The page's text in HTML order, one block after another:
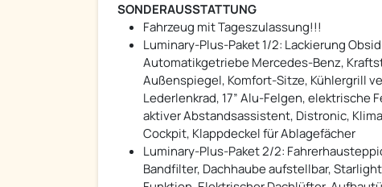
SONDERAUSSTATTUNG
Fahrzeug mit Tageszulassung!!!
Luminary-Plus-Paket 1/2: Lackierung
Automatikgetriebe Mercedes-Benz,
Außenspiegel, Komfort-Sitze, Kühlergrill
Lederlenkrad, 17” Alu-Felgen,
aktiver Abstandsassistent, Distronic,
Cockpit, Klappdeckel für Ablagefächer
Luminary-Plus-Paket 2/2:
Bandfilter, Dachhaube aufstellbar,